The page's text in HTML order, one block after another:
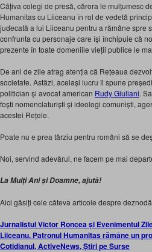
Câțiva colegi de presă, cărora le mulțumesc
Humanitas cu Liiceanu în rol de vedetă
judecată a lui Liiceanu pentru a rămâne spre
confrunta cu personaje care își închipuie că
prezente în toate domeniile vieții publice le
De ani de zile atrag atenția că Rețeaua
societate. Astăzi, același lucru îl spune
politician și avocat american Rudy Giuliani.
foști nomenclaturiști și ideologi comuniști,
acestei Rețele.
Poate nu e prea târziu pentru români să se
Noi, servind adevărul, ne facem pe mai
La Mulți Ani și Doamne, ajută!
Aici găsiți cele câteva articole despre
Jurnalistul Victor Roncea și Evenimentul
Liiceanu. Patronul Humanitas rămâne un
Cotidianul, ActiveNews, Știri pe Surse